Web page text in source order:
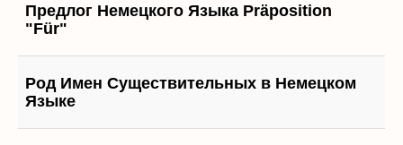
Предлог Немецкого Языка Präposition
"Für"
Род Имен Существительных в Немецком
Языке